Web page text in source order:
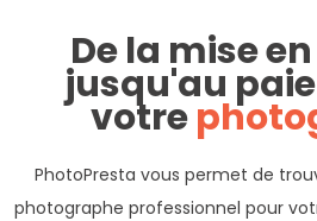
De la mise
jusqu'au
votre
PhotoPresta vous permet de
photographe professionnel pour